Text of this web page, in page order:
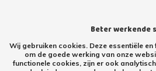
Beter werkende
Wij gebruiken cookies. Deze essentiële
om de goede werking van onze
functionele cookies, zijn er ook